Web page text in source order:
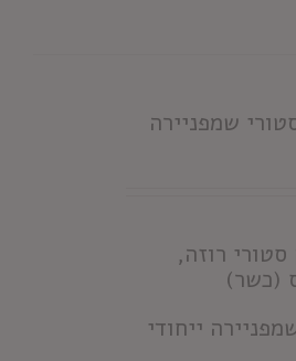
שמפניירה
רוזה,
(כשר)
ייחודי